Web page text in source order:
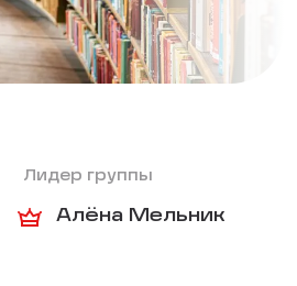
Лидер группы
Алёна Мельник